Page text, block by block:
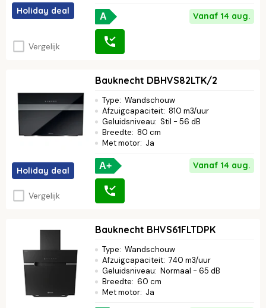
Holiday deal
Vergelijk
A Vanaf 14 aug.
Holiday deal
Vergelijk
Bauknecht DBHVS82LTK/2
Type: Wandschouw
Afzuigcapaciteit: 810 m3/uur
Geluidsniveau: Stil - 56 dB
Breedte: 80 cm
Met motor: Ja
A+ Vanaf 14 aug.
Bauknecht BHVS61FLTDPK
Type: Wandschouw
Afzuigcapaciteit: 740 m3/uur
Geluidsniveau: Normaal - 65 dB
Breedte: 60 cm
Met motor: Ja